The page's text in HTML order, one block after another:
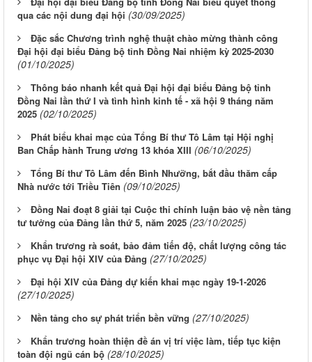
qua các nội dung đại hội (30/09/2025)
Đặc sắc Chương trình nghệ thuật chào mừng thành công
Đại hội đại biểu Đảng bộ tỉnh Đồng Nai nhiệm kỳ 2025-2030
(01/10/2025)
Thông báo nhanh kết quả Đại hội đại biểu Đảng bộ tỉnh
Đồng Nai lần thứ I và tình hình kinh tế - xã hội 9 tháng năm
2025 (02/10/2025)
Phát biểu khai mạc của Tổng Bí thư Tô Lâm tại Hội nghị
Ban Chấp hành Trung ương 13 khóa XIII (06/10/2025)
Tổng Bí thư Tô Lâm đến Bình Nhưỡng, bắt đầu thăm cấp
Nhà nước tới Triều Tiên (09/10/2025)
Đồng Nai đoạt 8 giải tại Cuộc thi chính luận bảo vệ nền tảng
tư tưởng của Đảng lần thứ 5, năm 2025 (23/10/2025)
Khẩn trương rà soát, bảo đảm tiến độ, chất lượng công tác
phục vụ Đại hội XIV của Đảng (27/10/2025)
Đại hội XIV của Đảng dự kiến khai mạc ngày 19-1-2026
(27/10/2025)
Nền tảng cho sự phát triển bền vững (27/10/2025)
Khẩn trương hoàn thiện đề án vị trí việc làm, tiếp tục kiện
toàn đội ngũ cán bộ (28/10/2025)